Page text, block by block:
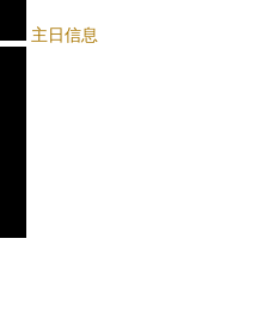
主日信息